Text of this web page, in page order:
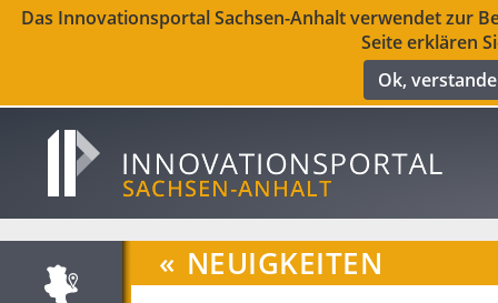
Das Innovationsportal Sachsen-Anhalt verwendet zur
Seite erklären
Ok,
« NEUIGKEITEN